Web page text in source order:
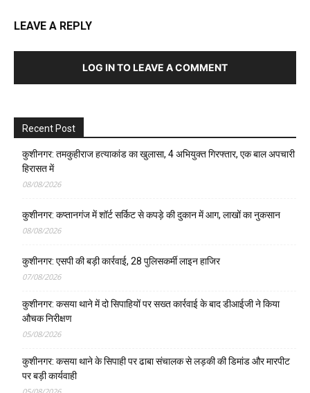
LEAVE A REPLY
LOG IN TO LEAVE A COMMENT
Recent Post
कुशीनगर: तमकुहीराज हत्याकांड का खुलासा, 4 अभियुक्त गिरफ्तार, एक बाल अपचारी
हिरासत में
08/08/2026
कुशीनगर: कप्तानगंज में शॉर्ट सर्किट से कपड़े की दुकान में आग, लाखों का नुकसान
08/08/2026
कुशीनगर: एसपी की बड़ी कार्रवाई, 28 पुलिसकर्मी लाइन हाजिर
07/08/2026
कुशीनगर: कसया थाने में दो सिपाहियों पर सख्त कार्रवाई के बाद डीआईजी ने किया
औचक निरीक्षण
05/08/2026
कुशीनगर: कसया थाने के सिपाही पर ढाबा संचालक से लड़की की डिमांड और मारपीट
पर बड़ी कार्यवाही